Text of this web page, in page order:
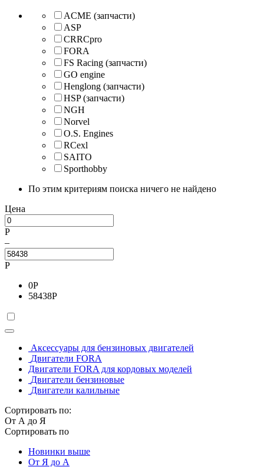
ACME (запчасти)
ASP
CRRCpro
FORA
FS Racing (запчасти)
GO engine
Henglong (запчасти)
HSP (запчасти)
NGH
Norvel
O.S. Engines
RCexl
SAITO
Sporthobby
По этим критериям поиска ничего не найдено
Цена
Р
–
Р
0Р
58438Р
Аксессуары для бензиновых двигателей
Двигатели FORA
Двигатели FORA для кордовых моделей
Двигатели бензиновые
Двигатели калильные
Сортировать по:
От А до Я
Сортировать по
Новинки выше
От Я до А